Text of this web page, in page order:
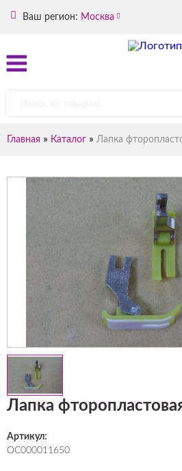
Ваш регион: Москва
Главная » Каталог » Лапка
Лапка
Артикул:
ОС000011650